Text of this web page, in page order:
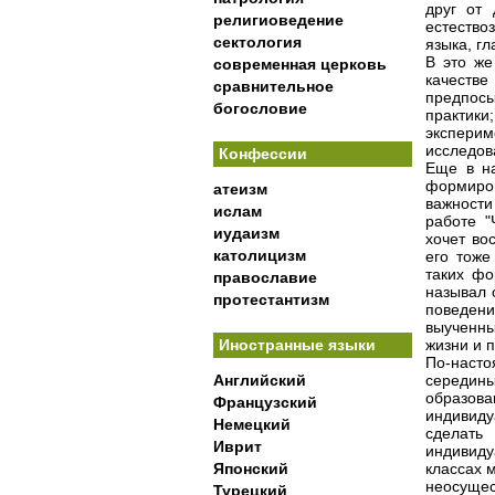
религиоведение
сектология
современная церковь
сравнительное
богословие
Конфессии
атеизм
ислам
иудаизм
католицизм
православие
протестантизм
Иностранные языки
Английский
Французский
Немецкий
Иврит
Японский
Турецкий
друг от
языка,
В это же
Еще в
работе
хочет
его
таких
называл
жизни и
По-
классах